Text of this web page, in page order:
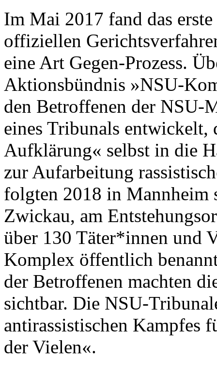
Im Mai 2017 fand das
offiziellen
eine Art Gegen-Prozess.
Aktionsbündnis »NSU-
den Betroffenen der NSU-
eines Tribunals entwickelt,
Aufklärung« selbst in die
zur Aufarbeitung
folgten 2018 in Mannheim
Zwickau, am
über 130 Täter*innen und
Komplex öffentlich
der Betroffenen machten
sichtbar. Die NSU-
antirassistischen Kampfes
der Vielen«.